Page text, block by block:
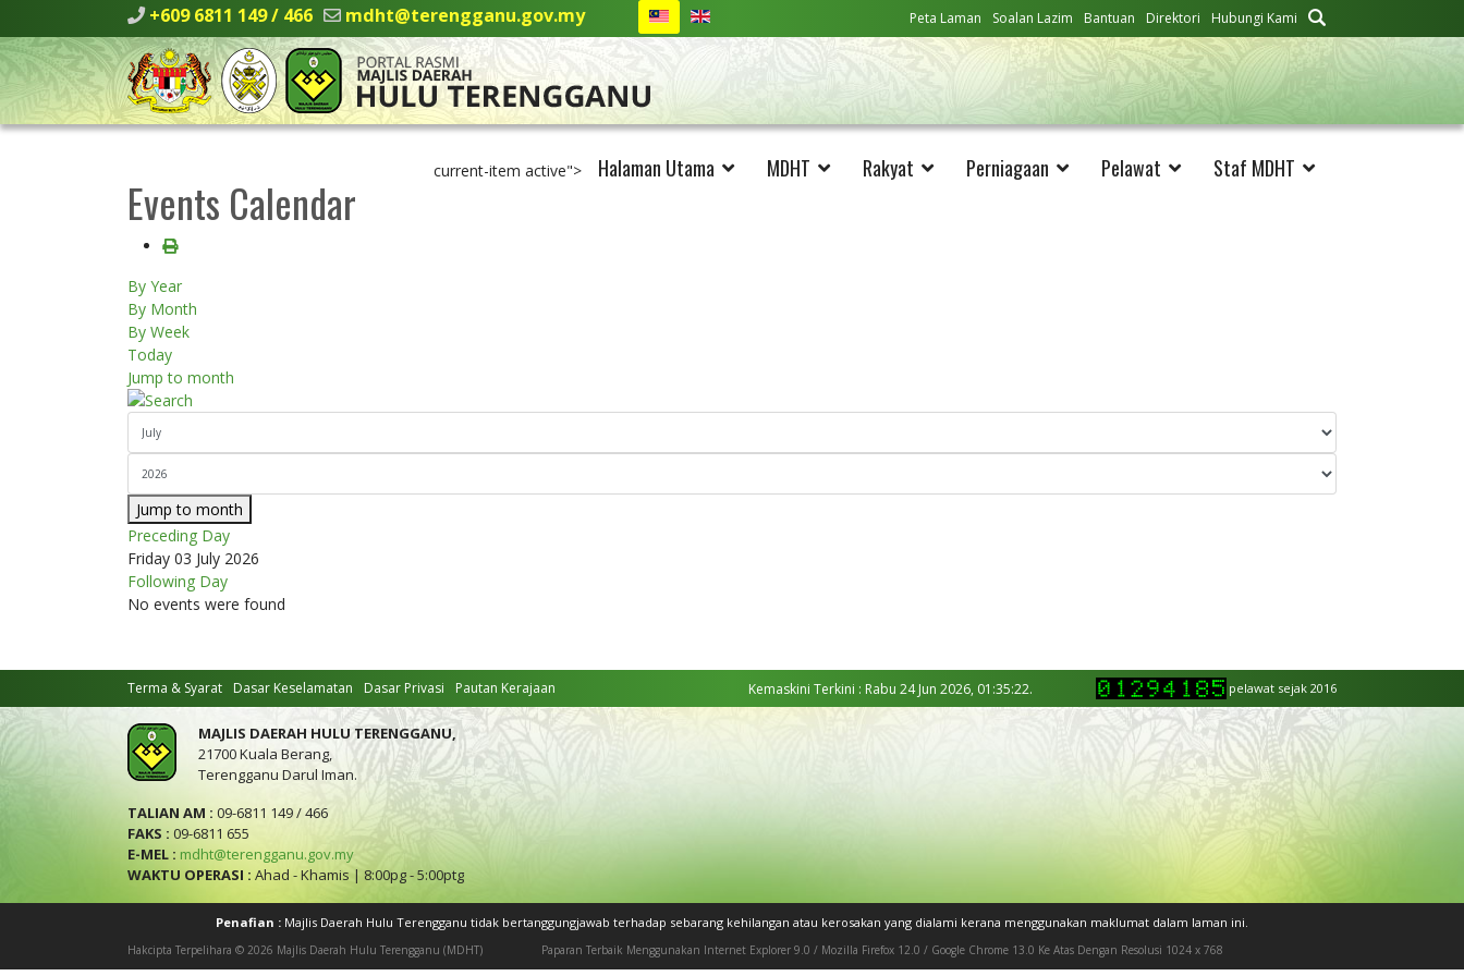
+609 6811 149 / 466 mdht@terengganu.gov.my Peta Laman Soalan Lazim Bantuan Direktori Hubungi Kami
current-item active"> Halaman Utama MDHT Rakyat Perniagaan Pelawat Staf MDHT
Events Calendar
By Year
By Month
By Week
Today
Jump to month
Jump to month
Preceding Day
Friday 03 July 2026
Following Day
No events were found
Terma & Syarat Dasar Keselamatan Dasar Privasi Pautan Kerajaan Kemaskini Terkini : Rabu 24 Jun 2026, 01:35:22. pelawat sejak 2016
MAJLIS DAERAH HULU TERENGGANU,
21700 Kuala Berang,
Terengganu Darul Iman.
TALIAN AM : 09-6811 149 / 466
FAKS : 09-6811 655
E-MEL : mdht@terengganu.gov.my
WAKTU OPERASI : Ahad - Khamis | 8:00pg - 5:00ptg
Penafian : Majlis Daerah Hulu Terengganu tidak bertanggungjawab terhadap sebarang kehilangan atau kerosakan yang dialami kerana menggunakan maklumat dalam laman ini.
Hakcipta Terpelihara © 2026 Majlis Daerah Hulu Terengganu (MDHT) Paparan Terbaik Menggunakan Internet Explorer 9.0 / Mozilla Firefox 12.0 / Google Chrome 13.0 Ke Atas Dengan Resolusi 1024 x 768